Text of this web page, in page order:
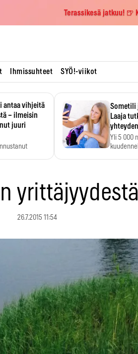
Terassikesä jatkuu! 🍺
Ihmissuhteet SYÖ!-viikot
antaa vihjeitä
– ilmeisin
juuri
Sometili
Laaja
Yli 5 000
26.7.2015 11:54